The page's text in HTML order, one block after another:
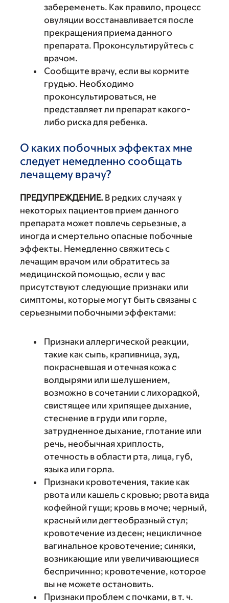
забеременеть. Как правило, процесс
овуляции восстанавливается после
прекращения приема данного
препарата. Проконсультируйтесь с
врачом.
Сообщите врачу, если вы кормите
грудью. Необходимо
проконсультироваться, не
представляет ли препарат какого-
либо риска для ребенка.
О каких побочных эффектах мне
следует немедленно сообщать
лечащему врачу?
ПРЕДУПРЕЖДЕНИЕ. В редких случаях у
некоторых пациентов прием данного
препарата может повлечь серьезные, а
иногда и смертельно опасные побочные
эффекты. Немедленно свяжитесь с
лечащим врачом или обратитесь за
медицинской помощью, если у вас
присутствуют следующие признаки или
симптомы, которые могут быть связаны с
серьезными побочными эффектами:
Признаки аллергической реакции,
такие как сыпь, крапивница, зуд,
покрасневшая и отечная кожа с
волдырями или шелушением,
возможно в сочетании с лихорадкой,
свистящее или хрипящее дыхание,
стеснение в груди или горле,
затрудненное дыхание, глотание или
речь, необычная хриплость,
отечность в области рта, лица, губ,
языка или горла.
Признаки кровотечения, такие как
рвота или кашель с кровью; рвота вида
кофейной гущи; кровь в моче; черный,
красный или дегтеобразный стул;
кровотечение из десен; нецикличное
вагинальное кровотечение; синяки,
возникающие или увеличивающиеся
беспричинно; кровотечение, которое
вы не можете остановить.
Признаки проблем с почками, в т. ч.